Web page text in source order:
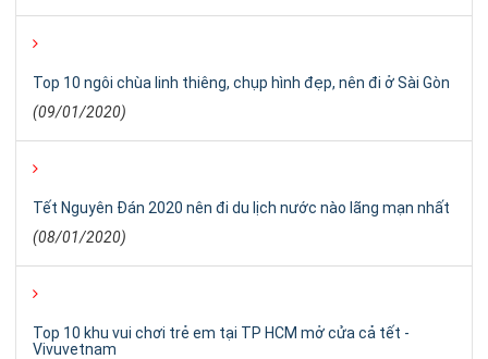
Top 10 ngôi chùa linh thiêng, chụp hình đẹp, nên đi ở Sài Gòn
(09/01/2020)
Tết Nguyên Đán 2020 nên đi du lịch nước nào lãng mạn nhất
(08/01/2020)
Top 10 khu vui chơi trẻ em tại TP HCM mở cửa cả tết -
Vivuvetnam